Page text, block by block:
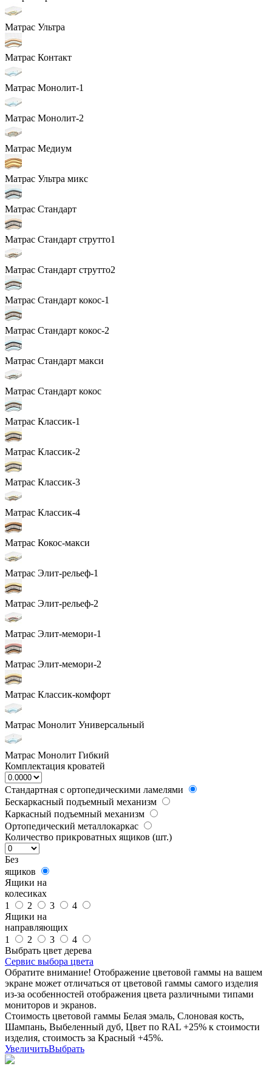
Матрас Ультра
Матрас Контакт
Матрас Монолит-1
Матрас Монолит-2
Матрас Медиум
Матрас Ультра микс
Матрас Стандарт
Матрас Стандарт струтто1
Матрас Стандарт струтто2
Матрас Стандарт кокос-1
Матрас Стандарт кокос-2
Матрас Стандарт макси
Матрас Стандарт кокос
Матрас Классик-1
Матрас Классик-2
Матрас Классик-3
Матрас Классик-4
Матрас Кокос-макси
Матрас Элит-рельеф-1
Матрас Элит-рельеф-2
Матрас Элит-мемори-1
Матрас Элит-мемори-2
Матрас Классик-комфорт
Матрас Монолит Универсальный
Матрас Монолит Гибкий
Комплектация кроватей
Стандартная с ортопедическими ламелями
Бескаркасный подъемный механизм
Каркасный подъемный механизм
Ортопедический металлокаркас
Количество прикроватных ящиков (шт.)
Без
ящиков
Ящики на
колесиках
1
2 3
4
Ящики на
направляющих
1
2 3
4
Выбрать цвет дерева
Сервис выбора цвета
Обратите внимание! Отображение цветовой гаммы на вашем
экране может отличаться от цветовой гаммы самого изделия
из-за особенностей отображения цвета различными типами
мониторов и экранов.
Стоимость цветовой гаммы Белая эмаль, Слоновая кость,
Шампань, Выбеленный дуб, Цвет по RAL +25% к стоимости
изделия, стоимость за Красный +45%.
УвеличитьВыбрать